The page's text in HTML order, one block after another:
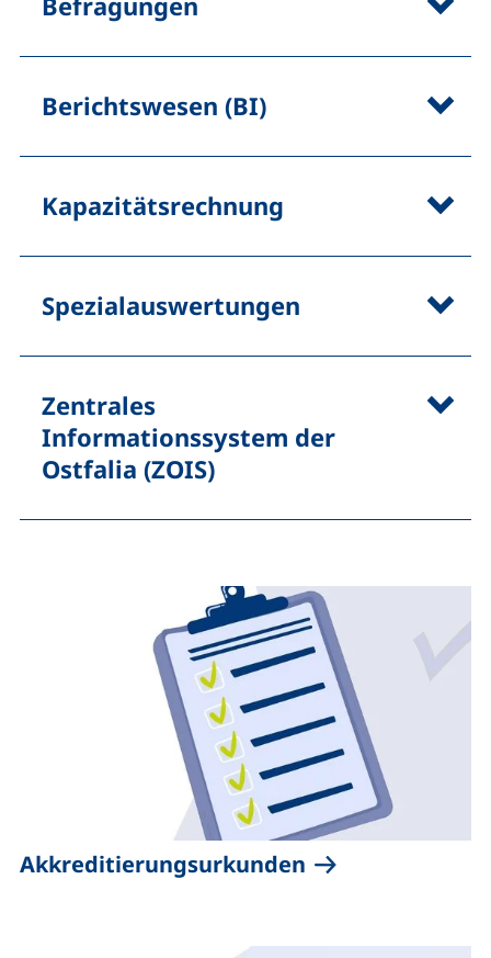
Berichtswesen (BI)
Kapazitätsrechnung
Spezialauswertungen
Zentrales
Informationssystem der
Ostfalia (ZOIS)
Akkreditierungsurkunden